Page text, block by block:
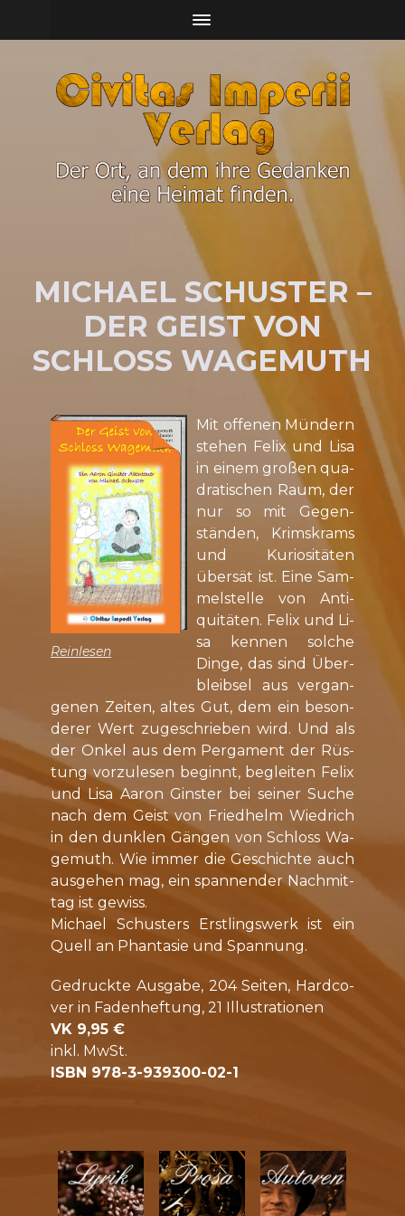
MI­CHA­EL SCHUS­TER –
DER GEIST VON
SCHLOSS WA­GE­MUTH
Reinlesen
Mit of­fe­nen Mün­dern
ste­hen Fe­lix und Li­sa
in ei­nem gro­ßen qua­
dra­ti­schen Raum, der
nur so mit Ge­gen­
stän­den, Krims­krams
und Ku­ri­o­si­tä­ten
über­sät ist. Ei­ne Sam­
mel­stel­le von An­ti­
qui­tä­ten. Fe­lix und Li­
sa ken­nen sol­che
Din­ge, das sind Über­
bleib­sel aus ver­gan­
ge­nen Zei­ten, al­tes Gut, dem ein be­son­
de­rer Wert zu­ge­schrie­ben wird. Und als
der On­kel aus dem Per­ga­ment der Rüs­
tung vor­zu­le­sen be­ginnt, be­glei­ten Fe­lix
und Li­sa Aa­ron Gins­ter bei sei­ner Su­che
nach dem Geist von Fried­helm Wied­rich
in den dunk­len Gän­gen von Schloss Wa­
ge­muth. Wie im­mer die Ge­schich­te auch
aus­ge­hen mag, ein span­nen­der Nach­mit­
tag ist ge­wiss.
Mi­cha­el Schus­ters Erst­lings­werk ist ein
Quell an Phan­ta­sie und Span­nung.
Ge­druck­te Aus­ga­be, 204 Sei­ten, Hard­co­
ver in Fa­den­hef­tung, 21 Il­lus­tra­ti­o­nen
VK 9,95 €
inkl. MwSt.
ISBN 978-3-939300-02-1